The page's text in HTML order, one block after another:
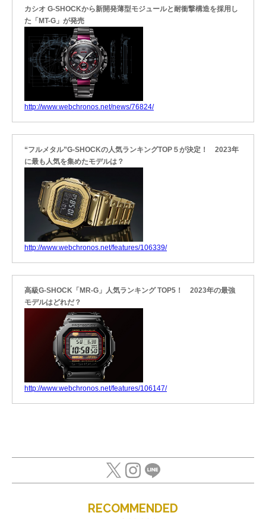
カシオ G-SHOCKから新開発薄型モジュールと耐衝撃構造を採用し
た「MT-G」が発売
http://www.webchronos.net/news/76824/
“フルメタル”G-SHOCKの人気ランキングTOP５が決定！ 2023年
に最も人気を集めたモデルは？
http://www.webchronos.net/features/106339/
高級G-SHOCK「MR-G」人気ランキング TOP5！ 2023年の最強
モデルはどれだ？
http://www.webchronos.net/features/106147/
RECOMMENDED